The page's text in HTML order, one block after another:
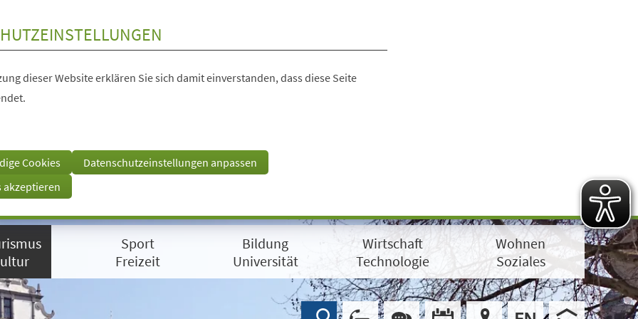
dieser Website erklären Sie sich damit einverstanden, dass diese Seite
Cookies
Datenschutzeinstellungen anpassen
akzeptieren
Sport
Freizeit
Bildung
Universität
Wirtschaft
Technologie
Wohnen
Soziales